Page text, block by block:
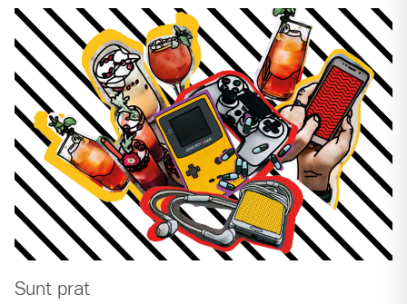
Sunt prat